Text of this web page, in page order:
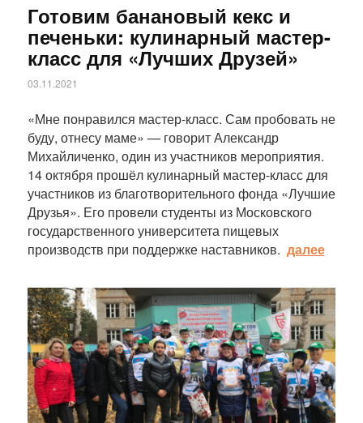
Готовим банановый кекс и
печеньки: кулинарный мастер-
класс для «Лучших Друзей»
03.11.2021
«Мне понравился мастер-класс. Сам пробовать не
буду, отнесу маме» — говорит Александр
Михайличенко, один из участников мероприятия.
14 октября прошёл кулинарный мастер-класс для
участников из благотворительного фонда «Лучшие
Друзья». Его провели студенты из Московского
государственного университета пищевых
производств при поддержке наставников. далее
Статья